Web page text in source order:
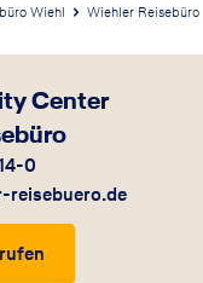
Wiehl Wiehler Reisebüro
Center
0
reisebuero.de